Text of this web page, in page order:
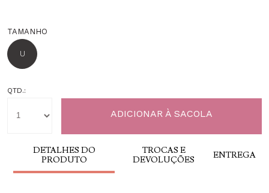
TAMANHO
U
QTD.:
DETALHES DO
PRODUTO
TROCAS E
DEVOLUÇÕES
ENTREGA